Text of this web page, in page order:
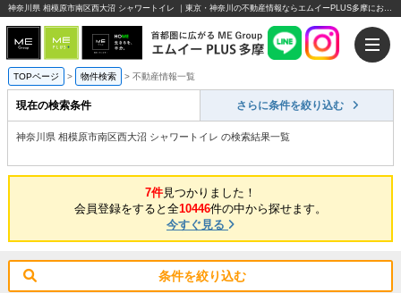
神奈川県 相模原市南区西大沼 シャワートイレ ｜東京・神奈川の不動産情報ならエムイーPLUS多摩にお任せください。
TOPページ > 物件検索 > 不動産情報一覧
現在の検索条件 さらに条件を絞り込む
神奈川県 相模原市南区西大沼 シャワートイレ の検索結果一覧
7件見つかりました！
会員登録をすると全10446件の中から探せます。
今すぐ見る
条件を絞り込む